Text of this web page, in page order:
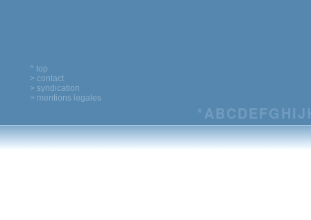
^ top
> contact
> syndication
> mentions legales
*ABCDEFG HIJ